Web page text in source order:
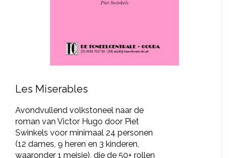
THEATERBOEKEN
SKETCHES
Les Miserables
Avondvullend volkstoneel naar de
roman van Victor Hugo door Piet
Swinkels voor minimaal 24 personen
(12 dames, 9 heren en 3 kinderen,
waaronder 1 meisje), die de 50+ rollen